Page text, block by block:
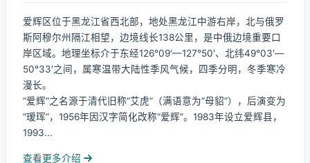
爱辉区位于黑龙江省西北部，地处黑龙江中游右岸，北与俄罗
斯阿穆尔州隔江相望，边境线长138公里，是中俄边境重要口
岸区域。地理坐标介于东经126°09′—127°50′、北纬49°03′—
50°33′之间，属寒温带大陆性季风气候，四季分明，冬季寒冷
漫长。
“爱辉”之名源于清代旧称“艾虎”（满语意为“母貂”），后演变为
“瑷珲”，1956年因汉字简化改称“爱辉”。1983年设立爱辉县，
1993...
查看更多介绍